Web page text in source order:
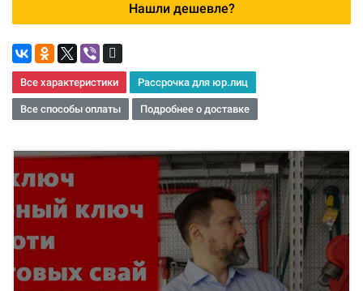
Нашли дешевле?
Все характеристики Рассрочка для юр.лиц
Все способы оплаты Подробнее о доставке